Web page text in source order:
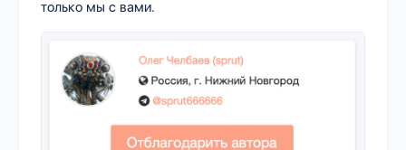
только мы с вами.